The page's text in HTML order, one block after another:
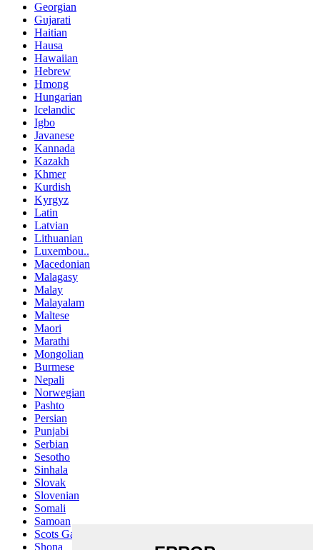
Georgian
Gujarati
Haitian
Hausa
Hawaiian
Hebrew
Hmong
Hungarian
Icelandic
Igbo
Javanese
Kannada
Kazakh
Khmer
Kurdish
Kyrgyz
Latin
Latvian
Lithuanian
Luxembou..
Macedonian
Malagasy
Malay
Malayalam
Maltese
Maori
Marathi
Mongolian
Burmese
Nepali
Norwegian
Pashto
Persian
Punjabi
Serbian
Sesotho
Sinhala
Slovak
Slovenian
Somali
Samoan
Scots Gaelic
Shona